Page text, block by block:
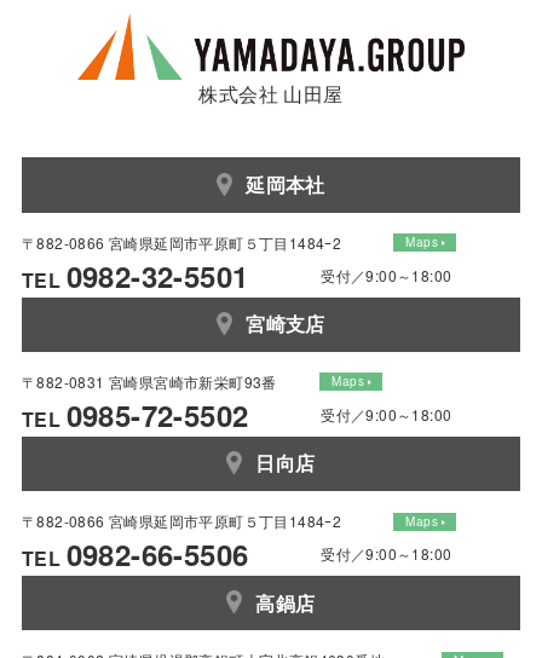
株式会社 山田屋
延岡本社
〒882-0866 宮崎県延岡市平原町５丁目1484ｰ2 Maps
TEL 0982-32-5501 受付／9:00～18:00
宮崎支店
〒882-0831 宮崎県宮崎市新栄町93番 Maps
TEL 0985-72-5502 受付／9:00～18:00
日向店
〒882-0866 宮崎県延岡市平原町５丁目1484ｰ2 Maps
TEL 0982-66-5506 受付／9:00～18:00
高鍋店